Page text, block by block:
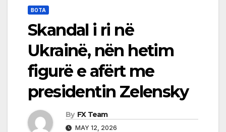
BOTA
Skandal i ri në
Ukrainë, nën hetim
figurë e afërt me
presidentin Zelensky
By FX Team
MAY 12, 2026